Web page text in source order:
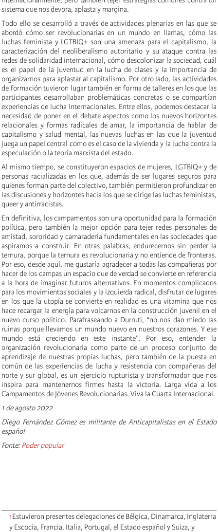
sistema que nos devora, aplasta y margina.
Todo ello se desarrolló a través de actividades plenarias en las que se
abordó cómo ser revolucionarias en un mundo en llamas, cómo las
luchas feminista y LGTBIQ+ son una amenaza para el capitalismo, la
caracterización del neoliberalismo autoritario y su ataque contra las
redes de solidaridad internacional, cómo descolonizar la sociedad, cuál
es el papel de la juventud en la lucha de clases y la importancia de
organizarnos para aplastar al capitalismo. Por otro lado, las actividades
de formación tuvieron lugar también en forma de talleres en los que las
participantes desarrollaban problemáticas concretas o se compartían
experiencias de lucha internacionales. Entre ellos, podemos destacar la
necesidad de poner en el debate aspectos como los nuevos horizontes
relacionales y formas radicales de amar, la importancia de hablar de
capitalismo y salud mental, las nuevas luchas en las que la juventud
juega un papel central como es el caso de la vivienda y la lucha contra la
especulación o la teoría marxista del estado.
Al mismo tiempo, se constituyeron espacios de mujeres, LGTBIQ+ y de
personas racializadas en los que, además de ser lugares seguros para
quienes forman parte del colectivo, también permitieron profundizar en
las discusiones y horizontes hacia los que se dirige las luchas feministas,
queer y antirracistas.
En definitiva, los campamentos son una oportunidad para la formación
política, pero también la mejor opción para tejer redes personales de
amistad, sororidad y camaradería fundamentales en las sociedades que
aspiramos a construir. En otras palabras, endurecernos sin perder la
ternura, porque la ternura es revolucionaria y no entiende de fronteras.
Por eso, desde aquí, me gustaría agradecer a todas las compañeras por
hacer de los campas un espacio que de verdad se convierte en referencia
a la hora de imaginar futuros alternativos. En momentos complicados
para los movimientos sociales y la izquierda radical, disfrutar de lugares
en los que la utopía se convierte en realidad es una vitamina que nos
hace recargar la energía para volcarnos en la construcción juvenil en el
nuevo curso político. Parafraseando a Durruti, “no nos dan miedo las
ruinas porque llevamos un mundo nuevo en nuestros corazones. Y ese
mundo está creciendo en este instante”. Por eso, entender la
organización revolucionaria como parte de un proceso conjunto de
aprendizaje de nuestras propias luchas, pero también de la puesta en
común de las experiencias de lucha y resistencia con compañeras del
norte y sur global, es un ejercicio rupturista y transformador que nos
inspira para mantenernos firmes hasta la victoria. Larga vida a los
Campamentos de Jóvenes Revolucionarias. Viva la Cuarta Internacional.
1 de agosto 2022
Diego Fernández Gómez es militante de Anticapitalistas en el Estado
español
Fonte:Poder popular
1Estuvieron presentes delegaciones de Bélgica, Dinamarca, Inglaterra
y Escocia, Francia, Italia, Portugal, el Estado español y Suiza, y